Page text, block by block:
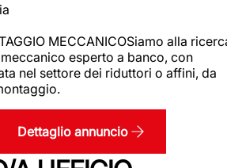
MECCANICOSiamo alla
esperto a banco, con
nel settore dei riduttori o affini, da
Dettaglio annuncio